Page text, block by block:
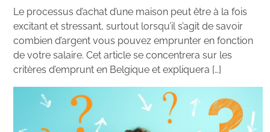
Le processus d’achat d’une maison peut être à la fois
excitant et stressant, surtout lorsqu’il s’agit de savoir
combien d’argent vous pouvez emprunter en fonction
de votre salaire. Cet article se concentrera sur les
critères d’emprunt en Belgique et expliquera […]